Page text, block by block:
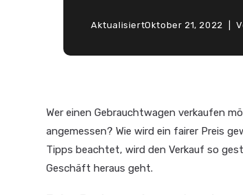
AktualisiertOktober 21, 2022
Wer einen Gebrauchtwagen verkaufen
angemessen? Wie wird ein fairer Preis
Tipps beachtet, wird den Verkauf so
Geschäft heraus geht.